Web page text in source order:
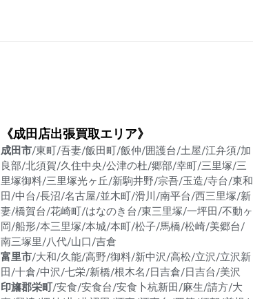
《成田店出張買取エリア》
成田市/東町/吾妻/飯田町/飯仲/囲護台/土屋/江弁須/加
良部/北須賀/久住中央/公津の杜/郷部/幸町/三里塚/三
里塚御料/三里塚光ヶ丘/新駒井野/宗吾/玉造/寺台/東和
田/中台/長沼/名古屋/並木町/滑川/南平台/西三里塚/新
妻/橋賀台/花崎町/はなのき台/東三里塚/一坪田/不動ヶ
岡/船形/本三里塚/本城/本町/松子/馬橋/松崎/美郷台/
南三塚里/八代/山口/吉倉
富里市/大和/久能/高野/御料/新中沢/高松/立沢/立沢新
田/十倉/中沢/七栄/新橋/根木名/日吉倉/日吉台/美沢
印旛郡栄町/安食/安食台/安食卜杭新田/麻生/請方/大